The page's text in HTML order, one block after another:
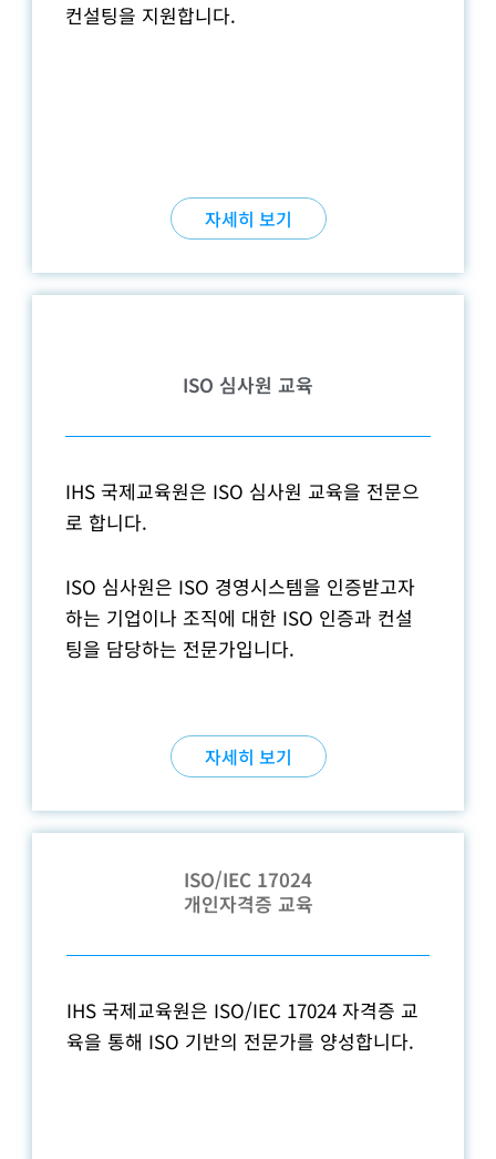
컨설팅을 지원합니다.
자세히 보기
ISO 심사원 교육
IHS 국제교육원은 ISO 심사원 교육을 전문으
로 합니다.
ISO 심사원은 ISO 경영시스템을 인증받고자
하는 기업이나 조직에 대한 ISO 인증과 컨설
팅을 담당하는 전문가입니다.
자세히 보기
ISO/IEC 17024
개인자격증 교육
IHS 국제교육원은 ISO/IEC 17024 자격증 교
육을 통해 ISO 기반의 전문가를 양성합니다.